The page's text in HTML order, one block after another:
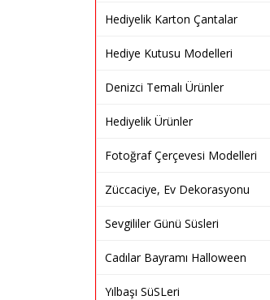
Hediyelik Karton Çantalar
Hediye Kutusu Modelleri
Denizci Temalı Ürünler
Hediyelik Ürünler
Fotoğraf Çerçevesi Modelleri
Züccaciye, Ev Dekorasyonu
Sevgililer Günü Süsleri
Cadılar Bayramı Halloween
Yılbaşı SüSLeri